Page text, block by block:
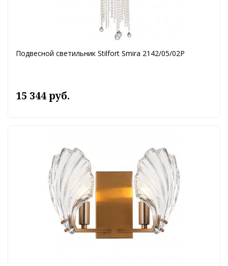
Подвесной светильник Stilfort Smira 2142/05/02P
15 344 руб.